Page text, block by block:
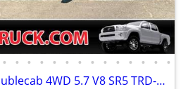
• • • • • • • • • • • • • •
2013 Toyota Tundra Doublecab 4WD 5.7 V8 SR5 TRD-Rock Warrior *Black*